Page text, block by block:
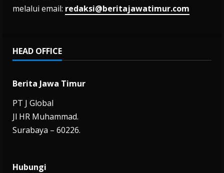
melalui email: redaksi@beritajawatimur.com
HEAD OFFICE
Berita Jawa Timur
PT J Global
Jl HR Muhammad.
Surabaya – 60226.
Hubungi